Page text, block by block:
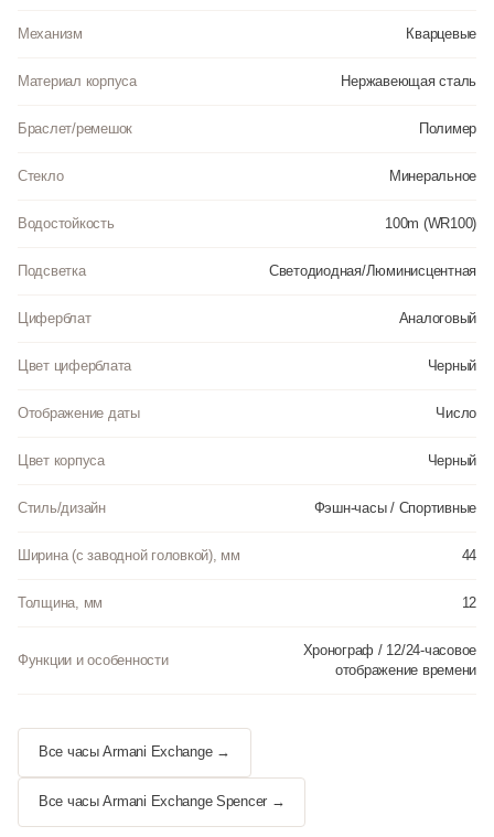
Механизм Кварцевые
Материал корпуса Нержавеющая сталь
Браслет/ремешок Полимер
Стекло Минеральное
Водостойкость 100m (WR100)
Подсветка Светодиодная/Люминисцентная
Циферблат Аналоговый
Цвет циферблата Черный
Отображение даты Число
Цвет корпуса Черный
Стиль/дизайн Фэшн-часы / Спортивные
Ширина (с заводной головкой), мм 44
Толщина, мм 12
Функции и особенности
Хронограф / 12/24-часовое
отображение времени
Все часы Armani Exchange →
Все часы Armani Exchange Spencer →